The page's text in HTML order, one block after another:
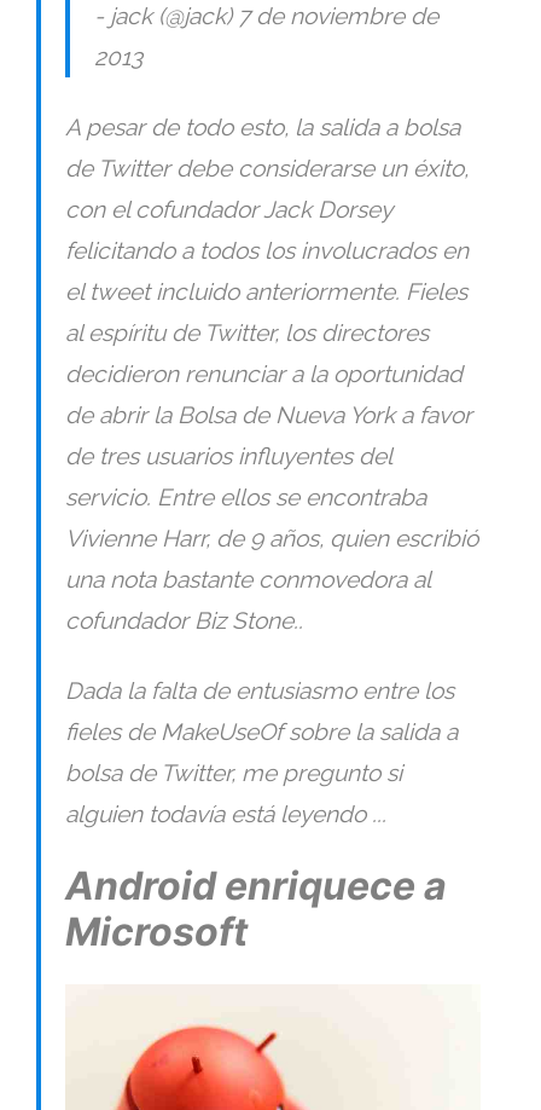
- jack (@jack) 7 de noviembre de
2013
A pesar de todo esto, la salida a bolsa
de Twitter debe considerarse un éxito,
con el cofundador Jack Dorsey
felicitando a todos los involucrados en
el tweet incluido anteriormente. Fieles
al espíritu de Twitter, los directores
decidieron renunciar a la oportunidad
de abrir la Bolsa de Nueva York a favor
de tres usuarios influyentes del
servicio. Entre ellos se encontraba
Vivienne Harr, de 9 años, quien escribió
una nota bastante conmovedora al
cofundador Biz Stone..
Dada la falta de entusiasmo entre los
fieles de MakeUseOf sobre la salida a
bolsa de Twitter, me pregunto si
alguien todavía está leyendo ...
Android enriquece a
Microsoft